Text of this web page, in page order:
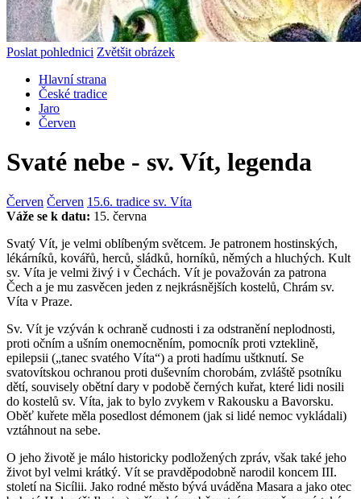
Poslat pohlednici Zvětšit obrázek
Hlavní strana
České tradice
Jaro
Červen
Svaté nebe - sv. Vít, legenda
Červen Červen 15.6. tradice sv. Víta
Váže se k datu: 15. června
Svatý Vít, je velmi oblíbeným světcem. Je patronem hostinských,
lékárníků, kovářů, herců, sládků, horníků, němých a hluchých. Kult
sv. Víta je velmi živý i v Čechách. Vít je považován za patrona
Čech a je mu zasvěcen jeden z nejkrásnějších kostelů, Chrám sv.
Víta v Praze.
Sv. Vít je vzýván k ochraně cudnosti i za odstranění neplodnosti,
proti očním a ušním onemocněním, pomocník proti vzteklině,
epilepsii („tanec svatého Víta“) a proti hadímu uštknutí. Se
svatovítskou ochranou proti duševním chorobám, zvláště psotníku
dětí, souvisely obětní dary v podobě černých kuřat, které lidi nosili
do kostelů sv. Víta, jak to bylo zvykem v Rakousku a Bavorsku.
Oběť kuřete měla posedlost démonem (jak si lidé nemoc vykládali)
vztáhnout na sebe.
O jeho životě je málo historicky podložených zpráv, však také jeho
život byl velmi krátký. Vít se pravděpodobně narodil koncem III.
století na Sicílii. Jako rodné město bývá uváděna Masara a jako otec